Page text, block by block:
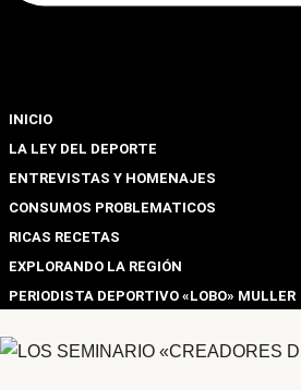
INICIO
LA LEY DEL DEPORTE
ENTREVISTAS Y HOMENAJES
CONSUMOS PROBLEMATICOS
RICAS RECETAS
EXPLORANDO LA REGIÓN
PERIODISTA DEPORTIVO «LOBO» MULLER